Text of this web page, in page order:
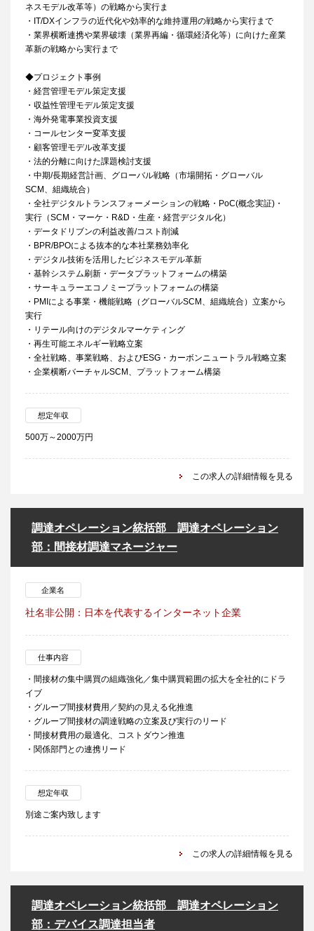
ネスモデル改革等）の戦略から実行ま
・IT/DXインフラの近代化や効率的な維持運用の戦略から実行まで
・業界横断連携や業界破壊（業界再編・循環経済化等）に向けた産業
革新の戦略から実行まで
◆プロジェクト事例
・経営管理モデル策定支援
・収益性管理モデル策定支援
・海外発電事業投資支援
・コールセンター変革支援
・顧客管理モデル改革支援
・法的分離に向けた課題検討支援
・中期/長期経営計画、グローバル戦略（市場開拓・グローバル
SCM、組織統合）
・全社デジタルトランスフォーメーションの戦略・PoC(概念実証)・
実行（SCM・マーケ・R&D・生産・経営デジタル化）
・データドリブンの利益改善/コスト削減
・BPR/BPOによる抜本的な本社業務効率化
・デジタル技術を活用したビジネスモデル革新
・基幹システム刷新・データプラットフォームの構築
・サーキュラーエコノミープラットフォームの構築
・PMIによる事業・機能戦略（グローバルSCM、組織統合）立案から
実行
・リテール向けのデジタルマーケティング
・再生可能エネルギー戦略立案
・全社戦略、事業戦略、およびESG・カーボンニュートラル戦略立案
・企業横断バーチャルSCM、プラットフォーム構築
想定年収
500万～2000万円
この求人の詳細情報を見る
調達オペレーション統括部 調達オペレーション
部：間接材調達マネージャー
企業名
社名非公開：日本を代表するインターネット企業
仕事内容
・間接材の集中購買の組織強化／集中購買範囲の拡大を全社的にドラ
イブ
・グループ間接材費用／契約の見える化推進
・グループ間接材の調達戦略の立案及び実行のリード
・間接材費用の最適化、コストダウン推進
・関係部門との連携リード
想定年収
別途ご案内致します
この求人の詳細情報を見る
調達オペレーション統括部 調達オペレーション
部：デバイス調達担当者